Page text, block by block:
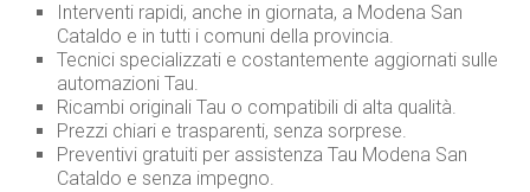
Interventi rapidi, anche in giornata, a Modena San
Cataldo e in tutti i comuni della provincia.
Tecnici specializzati e costantemente aggiornati sulle
automazioni Tau.
Ricambi originali Tau o compatibili di alta qualità.
Prezzi chiari e trasparenti, senza sorprese.
Preventivi gratuiti per assistenza Tau Modena San
Cataldo e senza impegno.